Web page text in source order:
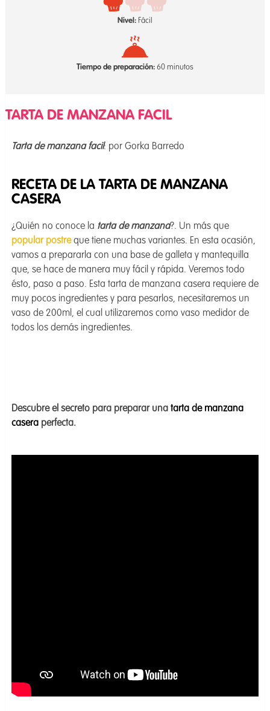
Nivel:Fácil
Tiempo de preparación:60 minutos
TARTA DE MANZANA FACIL
Tarta de manzana facil: por Gorka Barredo
RECETA DE LA TARTA DE MANZANA
CASERA
¿Quién no conoce la tarta de manzana?. Un más que
popular postreque tiene muchas variantes. En esta ocasión,
vamos a prepararla con una base de galleta y mantequilla
que, se hace de manera muy fácil y rápida. Veremos todo
ésto, paso a paso. Esta tarta de manzana casera requiere de
muy pocos ingredientes y para pesarlos, necesitaremos un
vaso de 200ml, el cual utilizaremos como vaso medidor de
todos los demás ingredientes.
Descubre el secreto para preparar unatarta de manzana
caseraperfecta.